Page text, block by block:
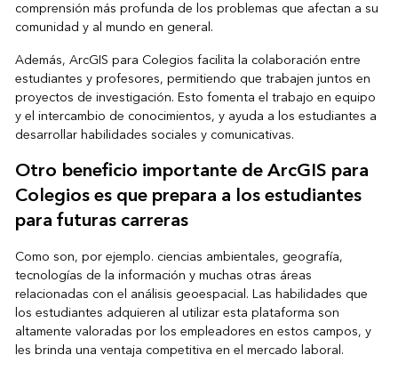
comprensión más profunda de los problemas que afectan a su
comunidad y al mundo en general.
Además, ArcGIS para Colegios facilita la colaboración entre
estudiantes y profesores, permitiendo que trabajen juntos en
proyectos de investigación. Esto fomenta el trabajo en equipo
y el intercambio de conocimientos, y ayuda a los estudiantes a
desarrollar habilidades sociales y comunicativas.
Otro beneficio importante de ArcGIS para
Colegios es que prepara a los estudiantes
para futuras carreras
Como son, por ejemplo. ciencias ambientales, geografía,
tecnologías de la información y muchas otras áreas
relacionadas con el análisis geoespacial. Las habilidades que
los estudiantes adquieren al utilizar esta plataforma son
altamente valoradas por los empleadores en estos campos, y
les brinda una ventaja competitiva en el mercado laboral.